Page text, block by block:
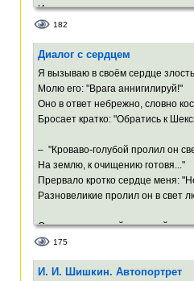
И – песня вместо равновесья,
И – имя, как удав-фетиш.
В гигантской памяти афиш.
Но я с собой покончу, если
Меня – такого – ты простишь.
182
Диалог с сердцем
Я вызываю в своём сердце
Молю его: "Врага аннигилируй!"
Оно в ответ небрежно, словно
Бросает кратко: "Обратись к
– "Кроваво-голубой пролил он
На землю, к очищению готовя..."
Прервало кротко сердце меня:
Разновеликие пролил он в свет
От ядовито-жгучей, до такой,
Что жизнь не ставит в грош свою
175
И. И. Шишкин. Автопортрет